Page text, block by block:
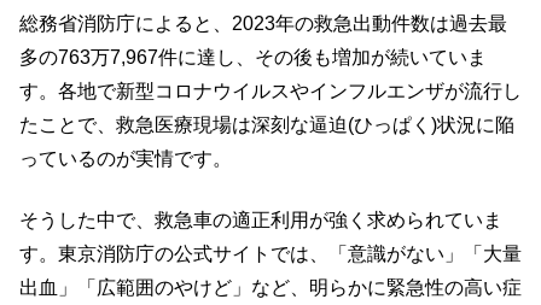
総務省消防庁によると、2023年の救急出動件数は過去最
多の763万7,967件に達し、その後も増加が続いていま
す。各地で新型コロナウイルスやインフルエンザが流行し
たことで、救急医療現場は深刻な逼迫(ひっぱく)状況に陥
っているのが実情です。
そうした中で、救急車の適正利用が強く求められていま
す。東京消防庁の公式サイトでは、「意識がない」「大量
出血」「広範囲のやけど」など、明らかに緊急性の高い症